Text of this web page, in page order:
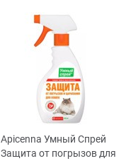
Apicenna Умный Спрей
Защита от погрызов для